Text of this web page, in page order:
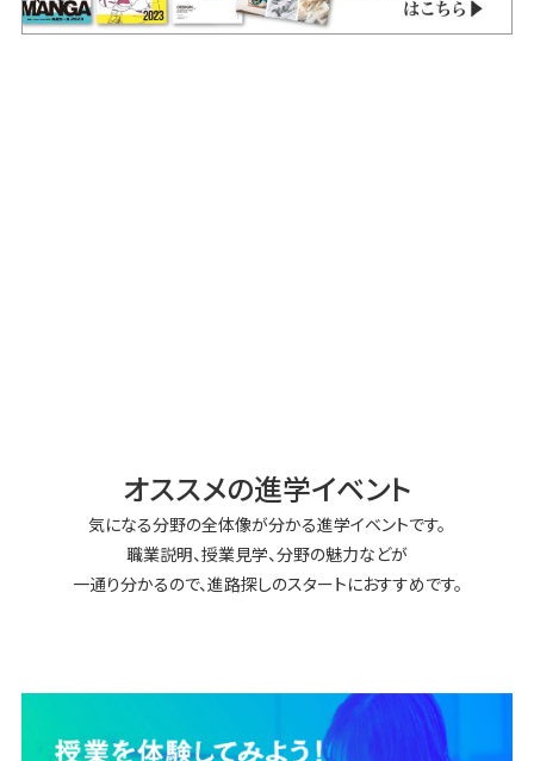
オススメの進学イベント
気になる分野の全体像が分かる進学イベントです。
職業説明、授業見学、分野の魅力などが
一通り分かるので、進路探しのスタートにおすすめです。